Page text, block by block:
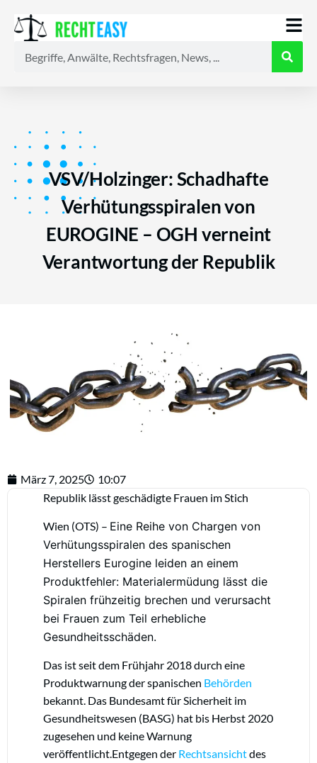
VSV/Holzinger: Schadhafte
Verhütungsspiralen von
EUROGINE – OGH verneint
Verantwortung der Republik
März 7, 2025
10:07
Republik lässt geschädigte Frauen im Stich
Wien (OTS) – Eine Reihe von Chargen von
Verhütungsspiralen des spanischen
Herstellers Eurogine leiden an einem
Produktfehler: Materialermüdung lässt die
Spiralen frühzeitig brechen und verursacht
bei Frauen zum Teil erhebliche
Gesundheitsschäden.
Das ist seit dem Frühjahr 2018 durch eine
Produktwarnung der spanischen Behörden
bekannt. Das Bundesamt für Sicherheit im
Gesundheitswesen (BASG) hat bis Herbst 2020
zugesehen und keine Warnung
veröffentlicht.Entgegen der Rechtsansichtdes